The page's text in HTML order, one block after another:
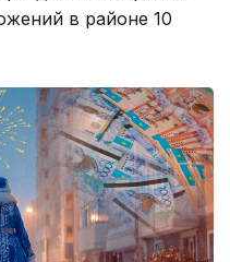
в районе 10